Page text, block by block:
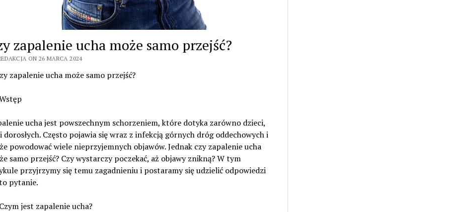
zapalenie ucha może samo przejść?
ON 26 MARCA 2024
zapalenie ucha może samo przejść?
ucha jest powszechnym schorzeniem, które dotyka zarówno dzieci,
dorosłych. Często pojawia się wraz z infekcją górnych dróg oddechowych i
powodować wiele nieprzyjemnych objawów. Jednak czy zapalenie ucha
samo przejść? Czy wystarczy poczekać, aż objawy znikną? W tym
przyjrzymy się temu zagadnieniu i postaramy się udzielić odpowiedzi
pytanie.
jest zapalenie ucha?